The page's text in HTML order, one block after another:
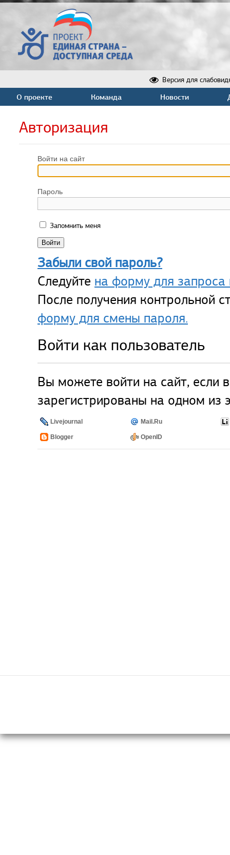
Версия для
О проекте Команда Новости
Авторизация
Войти на сайт
Пароль
Запомнить меня
Забыли свой пароль?
Следуйте на форму для запроса
После получения контрольной
форму для смены пароля.
Войти как пользователь
Вы можете войти на сайт, если
зарегистрированы на одном из
Livejournal Mail.Ru
Blogger OpenID